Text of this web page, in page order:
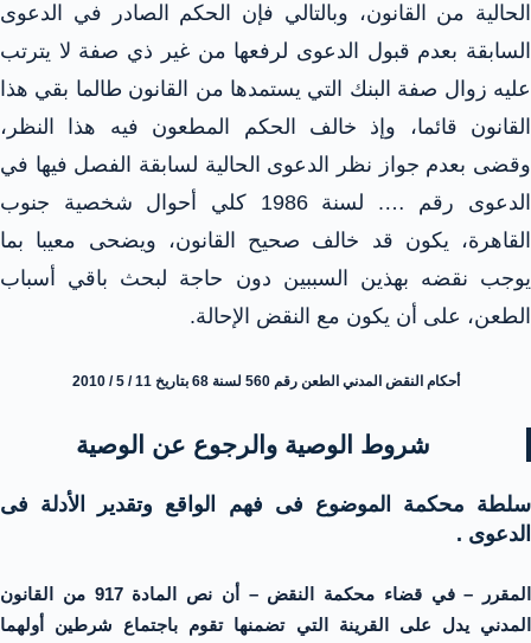
الحالية من القانون، وبالتالي فإن الحكم الصادر في الدعوى
السابقة بعدم قبول الدعوى لرفعها من غير ذي صفة لا يترتب
عليه زوال صفة البنك التي يستمدها من القانون طالما بقي هذا
القانون قائما، وإذ خالف الحكم المطعون فيه هذا النظر،
وقضى بعدم جواز نظر الدعوى الحالية لسابقة الفصل فيها في
الدعوى رقم …. لسنة 1986 كلي أحوال شخصية جنوب
القاهرة، يكون قد خالف صحيح القانون، ويضحى معيبا بما
يوجب نقضه بهذين السببين دون حاجة لبحث باقي أسباب
الطعن، على أن يكون مع النقض الإحالة.
أحكام النقض المدني الطعن رقم 560 لسنة 68 بتاريخ 11 / 5 / 2010
شروط الوصية والرجوع عن الوصية
سلطة محكمة الموضوع فى فهم الواقع وتقدير الأدلة فى
الدعوى .
المقرر – في قضاء محكمة النقض – أن نص المادة 917 من القانون
المدني يدل على القرينة التي تضمنها تقوم باجتماع شرطين أولهما